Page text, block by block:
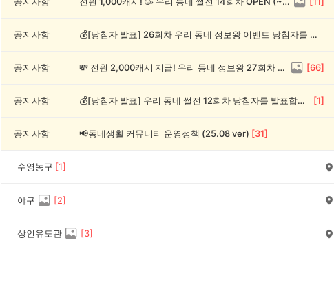
공지사항 💰[당첨자 발표] 26회차 우리 동네 정보왕 이벤트 당첨자를 발표합니다!
공지사항 💸 전원 2,000캐시 지급! 우리 동네 정보왕 27회차 (~8/10) [66]
공지사항 💰[당첨자 발표] 우리 동네 썰전 12회차 당첨자를 발표합니다! [1]
공지사항 📢동네생활 커뮤니티 운영정책 (25.08 ver) [31]
수영농구 [1]
야구 [2]
상인유도관 [3]